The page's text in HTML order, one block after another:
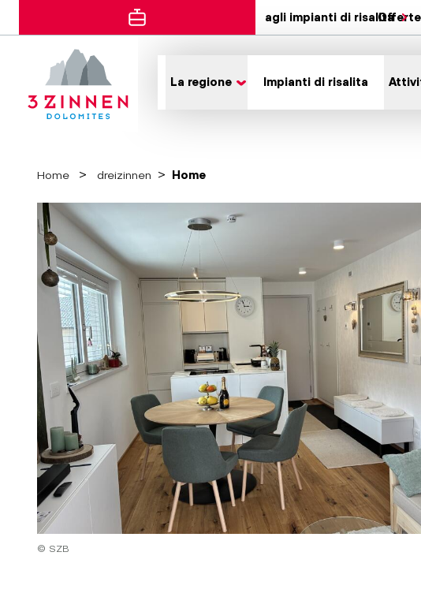
agli impianti di risalita
La regione Impianti di risalita
Home dreizinnen Home
© SZB